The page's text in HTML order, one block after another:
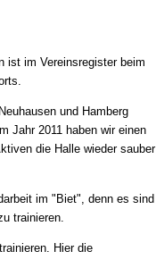
ist im Vereinsregister beim
und Hamberg
Jahr 2011 haben wir einen
die Halle wieder sauber
im "Biet", denn es sind
trainieren.
Hier die